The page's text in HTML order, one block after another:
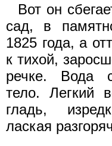
Вот он
сад, в
1825 года, а
к тихой,
речке. Вода
тело. Легкий
гладь,
лаская